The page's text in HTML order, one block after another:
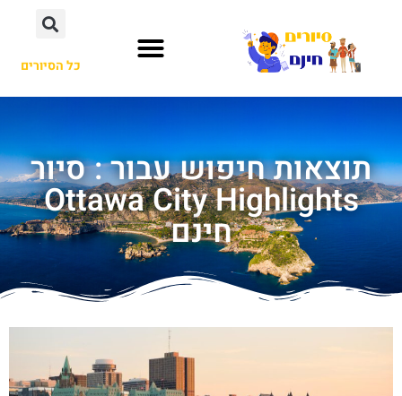
כל הסיורים
תוצאות חיפוש עבור : סיור
Ottawa City Highlights
חינם